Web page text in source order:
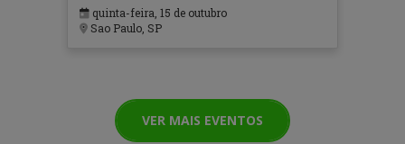
quinta-feira, 15 de outubro
Sao Paulo, SP
VER MAIS EVENTOS